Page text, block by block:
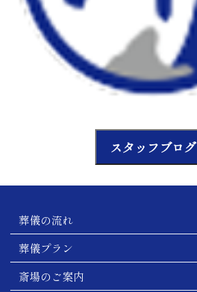
スタッフブログ
葬儀の流れ
葬儀プラン
斎場のご案内